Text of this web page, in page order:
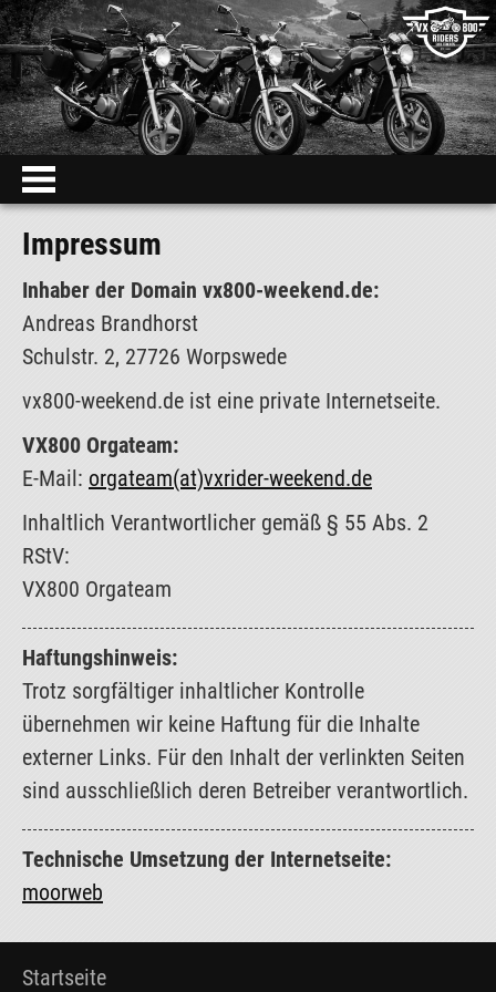
Fotos
Videos
Impressum
Inhaber der Domain vx800-weekend.de:
Andreas Brandhorst
Schulstr. 2, 27726 Worpswede
vx800-weekend.de ist eine private Internetseite.
VX800 Orgateam:
E-Mail: orgateam(at)vxrider-weekend.de
Inhaltlich Verantwortlicher gemäß § 55 Abs. 2
RStV:
VX800 Orgateam
Haftungshinweis:
Trotz sorgfältiger inhaltlicher Kontrolle
übernehmen wir keine Haftung für die Inhalte
externer Links. Für den Inhalt der verlinkten Seiten
sind ausschließlich deren Betreiber verantwortlich.
Technische Umsetzung der Internetseite:
moorweb
Startseite